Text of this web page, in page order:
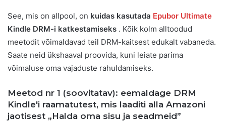
See, mis on allpool, on kuidas kasutada Epubor Ultimate
Kindle DRM-i katkestamiseks . Kõik kolm alltoodud
meetodit võimaldavad teil DRM-kaitsest edukalt vabaneda.
Saate neid ükshaaval proovida, kuni leiate parima
võimaluse oma vajaduste rahuldamiseks.
Meetod nr 1 (soovitatav): eemaldage DRM
Kindle'i raamatutest, mis laaditi alla Amazoni
jaotisest „Halda oma sisu ja seadmeid”